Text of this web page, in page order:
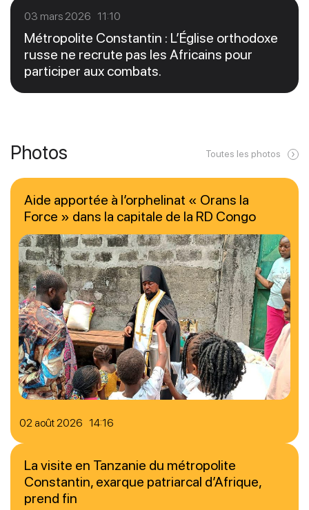
03 mars 2026 11:10
Métropolite Constantin : L’Église orthodoxe
russe ne recrute pas les Africains pour
participer aux combats.
Photos Toutes les photos
02 août 2026 14:16
Aide apportée à l’orphelinat « Orans la
Force » dans la capitale de la RD Congo
La visite en Tanzanie du métropolite
Constantin, exarque patriarcal d’Afrique,
prend fin